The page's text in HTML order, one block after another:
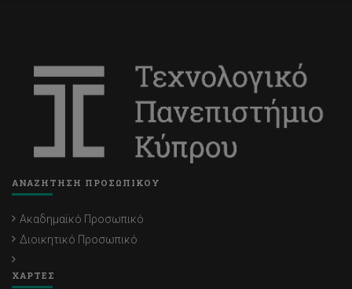
ΑΝΑΖΗΤΗΣΗ ΠΡΟΣΩΠΙΚΟΥ
Ακαδημαϊκό Προσωπικό
Διοικητικό Προσωπικό
ΧΑΡΤΕΣ